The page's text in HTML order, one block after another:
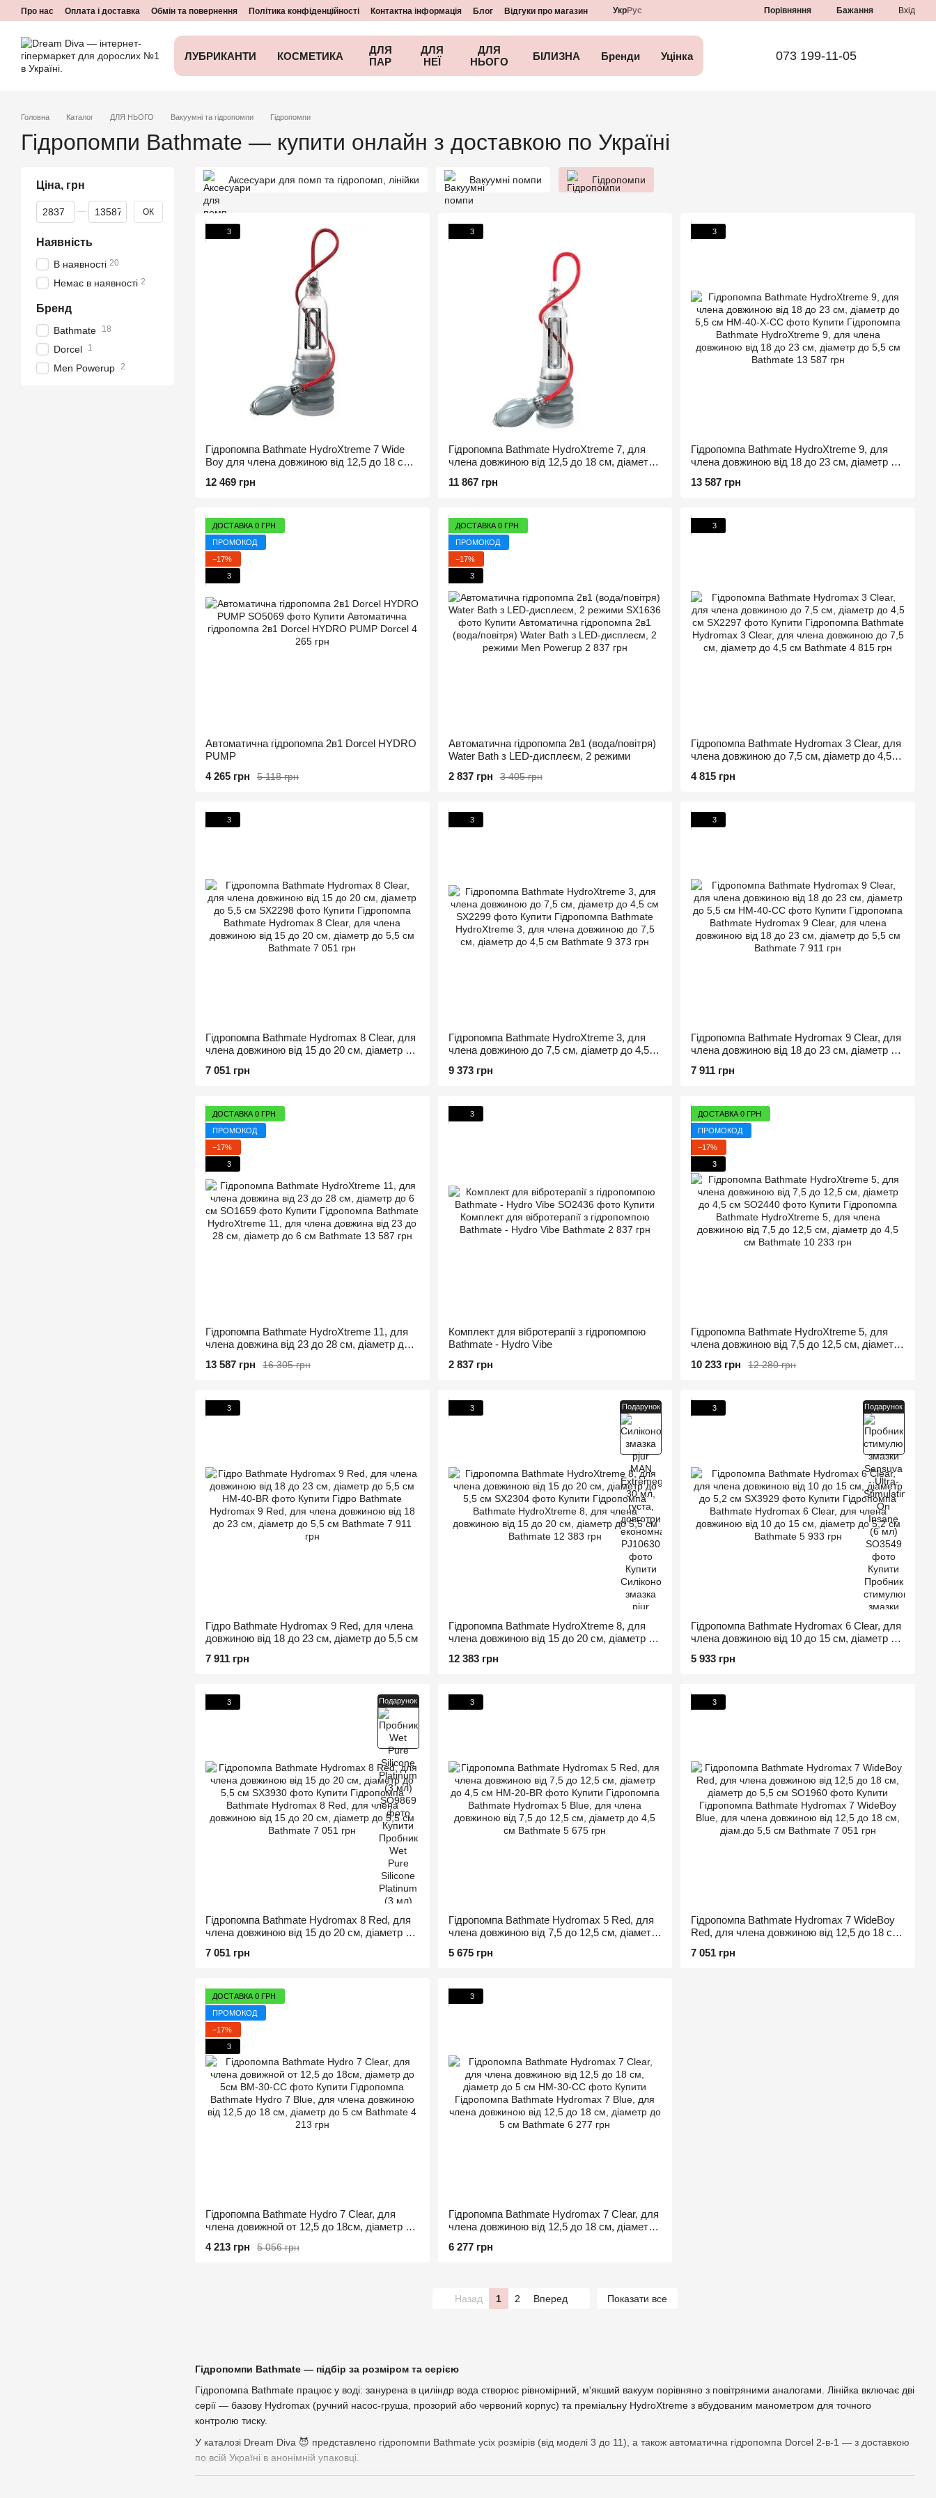
Перейти до основного контенту
Про нас Оплата і доставка Обмін та повернення Політика конфіденційності Контактна інформація Блог Відгуки про магазин УкрРус Порівняння Бажання Вхід
ЛУБРИКАНТИ КОСМЕТИКА
ДЛЯ
ПАР
ДЛЯ
НЕЇ
ДЛЯ
НЬОГО
БІЛИЗНА Бренди Уцінка 073 199-11-05
Головна Каталог ДЛЯ НЬОГО Вакуумні та гідропомпи Гідропомпи
Гідропомпи Bathmate — купити онлайн з доставкою по Україні
Аксесуари для помп та гідропомп, лінійки Вакуумні помпи Гідропомпи
Гідропомпи Bathmate — підбір за розміром та серією
Гідропомпа Bathmate працює у воді: занурена в циліндр вода створює рівномірний, м'якший вакуум порівняно з повітряними аналогами. Лінійка включає дві
серії — базову Hydromax (ручний насос-груша, прозорий або червоний корпус) та преміальну HydroXtreme з вбудованим манометром для точного
контролю тиску.
У каталозі Dream Diva 😈 представлено гідропомпи Bathmate усіх розмірів (від моделі 3 до 11), а також автоматична гідропомпа Dorcel 2-в-1 — з доставкою
по всій Україні в анонімній упаковці.
3
Гідропомпа Bathmate HydroXtreme 7 Wide
Boy для члена довжиною від 12,5 до 18 см,
12 469 грн
3
Гідропомпа Bathmate HydroXtreme 7, для
члена довжиною від 12,5 до 18 см, діаметр
11 867 грн
3
Гідропомпа Bathmate HydroXtreme 9, для
члена довжиною від 18 до 23 см, діаметр до
13 587 грн
ДОСТАВКА 0 ГРН
ПРОМОКОД
−17%
3
Автоматична гідропомпа 2в1 Dorcel HYDRO
PUMP
5 118 грн
4 265 грн
ДОСТАВКА 0 ГРН
ПРОМОКОД
−17%
3
Автоматична гідропомпа 2в1 (вода/повітря)
Water Bath з LED-дисплеєм, 2 режими
3 405 грн
2 837 грн
3
Гідропомпа Bathmate Hydromax 3 Clear, для
члена довжиною до 7,5 см, діаметр до 4,5
4 815 грн
3
Гідропомпа Bathmate Hydromax 8 Clear, для
члена довжиною від 15 до 20 см, діаметр до
7 051 грн
3
Гідропомпа Bathmate HydroXtreme 3, для
члена довжиною до 7,5 см, діаметр до 4,5
9 373 грн
3
Гідропомпа Bathmate Hydromax 9 Clear, для
члена довжиною від 18 до 23 см, діаметр до
7 911 грн
ДОСТАВКА 0 ГРН
ПРОМОКОД
−17%
3
Гідропомпа Bathmate HydroXtreme 11, для
члена довжина від 23 до 28 см, діаметр до 6
16 305 грн
13 587 грн
3
Комплект для вібротерапії з гідропомпою
Bathmate - Hydro Vibe
2 837 грн
ДОСТАВКА 0 ГРН
ПРОМОКОД
−17%
3
Гідропомпа Bathmate HydroXtreme 5, для
члена довжиною від 7,5 до 12,5 см, діаметр
12 280 грн
10 233 грн
3
Гідро Bathmate Hydromax 9 Red, для члена
довжиною від 18 до 23 см, діаметр до 5,5 см
7 911 грн
Подарунок
3
Гідропомпа Bathmate HydroXtreme 8, для
члена довжиною від 15 до 20 см, діаметр до
12 383 грн
Подарунок
3
Гідропомпа Bathmate Hydromax 6 Clear, для
члена довжиною від 10 до 15 см, діаметр до
5 933 грн
Подарунок
3
Гідропомпа Bathmate Hydromax 8 Red, для
члена довжиною від 15 до 20 см, діаметр до
7 051 грн
3
Гідропомпа Bathmate Hydromax 5 Red, для
члена довжиною від 7,5 до 12,5 см, діаметр
5 675 грн
3
Гідропомпа Bathmate Hydromax 7 WideBoy
Red, для члена довжиною від 12,5 до 18 см,
7 051 грн
ДОСТАВКА 0 ГРН
ПРОМОКОД
−17%
3
Гідропомпа Bathmate Hydro 7 Clear, для
члена довижной от 12,5 до 18см, діаметр до
5 056 грн
4 213 грн
3
Гідропомпа Bathmate Hydromax 7 Clear, для
члена довжиною від 12,5 до 18 см, діаметр
6 277 грн
Назад 1 2 Вперед Показати все
Ціна, грн
Від Ціна, грн
До Ціна, грн ОК
Наявність
В наявності 20
Немає в наявності 2
Бренд
Bathmate 18
Dorcel 1
Men Powerup 2